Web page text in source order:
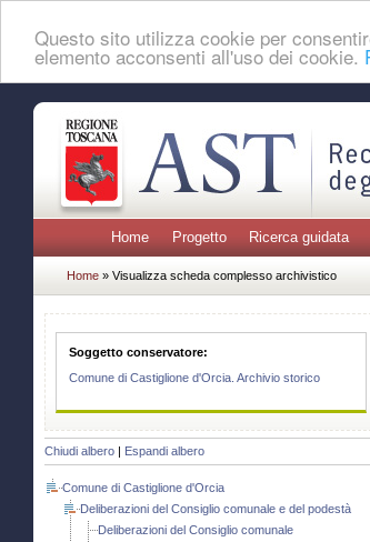
Questo sito utilizza cookie per
elemento acconsenti all'uso dei cookie.
Home Progetto Ricerca guidata
Home » Visualizza scheda complesso archivistico
Soggetto conservatore:
Comune di Castiglione d'Orcia. Archivio storico
Chiudi albero Espandi albero
Comune di Castiglione d'Orcia
Deliberazioni del Consiglio comunale e del podestà
Deliberazioni del Consiglio comunale